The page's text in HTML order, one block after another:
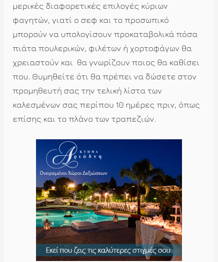
μερικές διαφορετικές επιλογές κύριων
φαγητών, γιατί ο σεφ και το προσωπικό
μπορούν να υπολογίσουν προκαταβολικά πόσα
πιάτα πουλερικών, φιλέτων ή χορτοφάγων θα
χρειαστούν και θα γνωρίζουν ποιος θα καθίσει
που. Θυμηθείτε ότι θα πρέπει να δώσετε στον
προμηθευτή σας την τελική λίστα των
καλεσμένων σας περίπου 10 ημέρες πριν, όπως
επίσης και το πλάνο των τραπεζιών.